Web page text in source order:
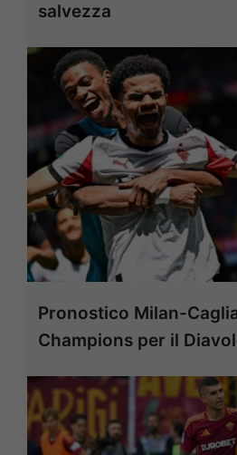
salvezza
Pronostico Milan-
Champions per il